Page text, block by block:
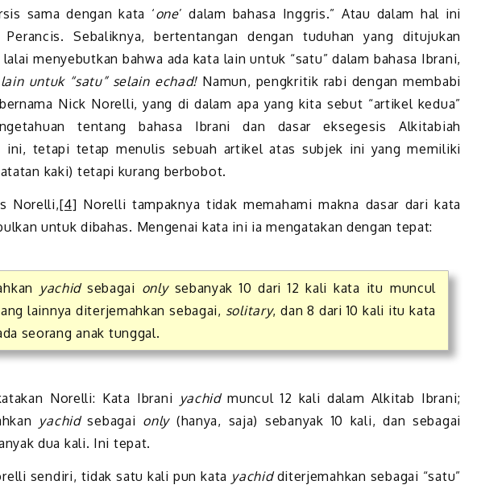
sama dengan kata ‘one’ dalam bahasa Inggris.” Atau dalam hal ini
Perancis. Sebaliknya, bertentangan dengan tuduhan yang ditujukan
menyebutkan bahwa ada kata lain untuk “satu” dalam bahasa Ibrani,
untuk “satu” selain echad! Namun, pengkritik rabi dengan membabi
Nick Norelli, yang di dalam apa yang kita sebut “artikel kedua”
tentang bahasa Ibrani dan dasar eksegesis Alkitabiah
ini, tetapi tetap menulis sebuah artikel atas subjek ini yang memiliki
kaki) tetapi kurang berbobot.
Norelli,[4] Norelli tampaknya tidak memahami makna dasar dari kata
untuk dibahas. Mengenai kata ini ia mengatakan dengan tepat:
yachidsebagai onlysebanyak 10 dari 12 kali kata itu muncul
lainnya diterjemahkan sebagai, solitary, dan 8 dari 10 kali itu kata
seorang anak tunggal.
Norelli: Kata Ibrani yachidmuncul 12 kali dalam Alkitab Ibrani;
yachidsebagai only(hanya, saja) sebanyak 10 kali, dan sebagai
dua kali. Ini tepat.
sendiri, tidak satu kali pun kata yachidditerjemahkan sebagai “satu”